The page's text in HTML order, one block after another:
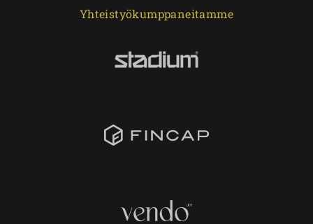
Yhteistyökumppaneitamme